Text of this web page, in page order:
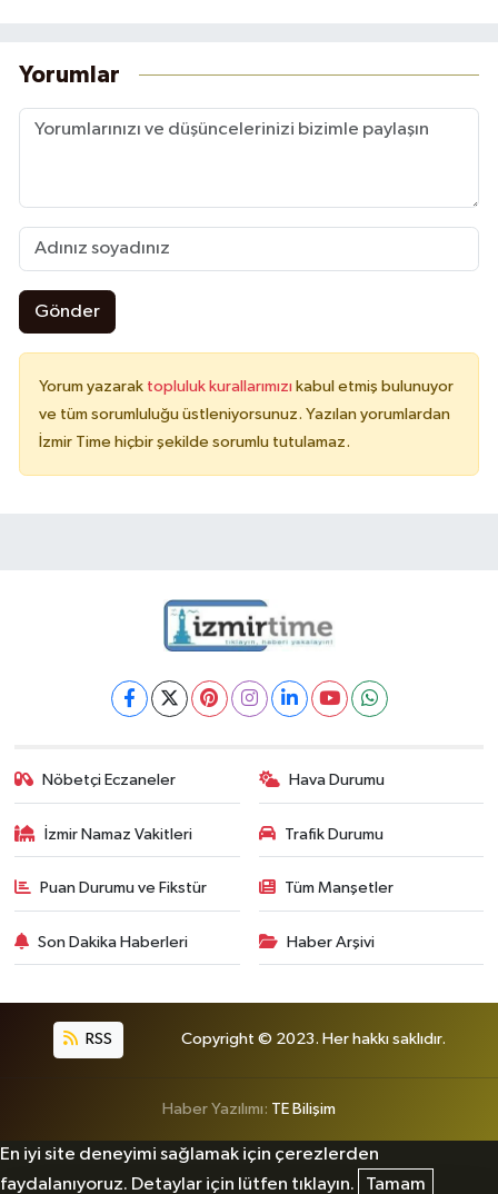
Yorumlar
Gönder
Yorum yazarak topluluk kurallarımızı kabul etmiş bulunuyor
ve tüm sorumluluğu üstleniyorsunuz. Yazılan yorumlardan
İzmir Time hiçbir şekilde sorumlu tutulamaz.
Nöbetçi Eczaneler Hava Durumu
İzmir Namaz Vakitleri Trafik Durumu
Puan Durumu ve Fikstür Tüm Manşetler
Son Dakika Haberleri Haber Arşivi
RSS Copyright © 2023. Her hakkı saklıdır.
Haber Yazılımı: TE Bilişim
En iyi site deneyimi sağlamak için çerezlerden
faydalanıyoruz. Detaylar için lütfen tıklayın.
Tamam